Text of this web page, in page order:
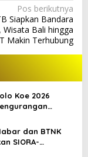
Pos berikutnya
Siapkan Bandara
Wisata Bali hingga
Makin Terhubung
Koe 2026
Labuan
dan BTNK
SIORA-